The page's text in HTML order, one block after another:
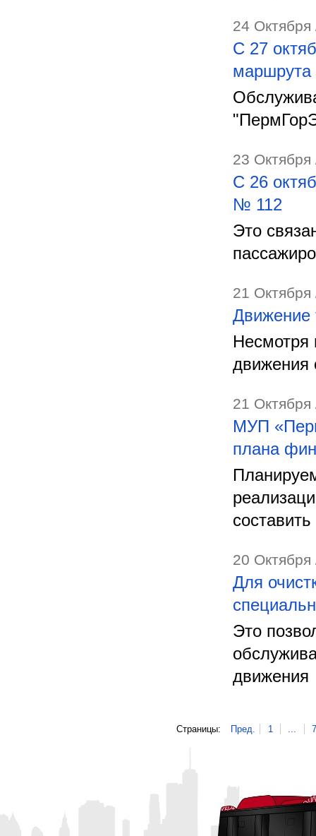
24 Октября
С 27
23 Октября
С 26
№ 112
Это
21 Октября
Движение
Несмотря
движения
21 Октября
МУП
плана
20 Октября
Для
Это
движения
Страницы: Пред. 1